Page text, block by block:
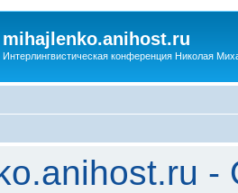
mihajlenko.anihost.ru
Интерлингвистическая конференция Николая